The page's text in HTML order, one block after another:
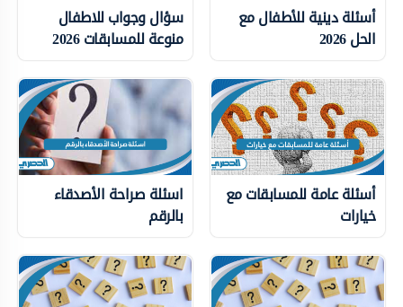
أسئلة دينية للأطفال مع
الحل 2026
سؤال وجواب للاطفال
منوعة للمسابقات 2026
أسئلة عامة للمسابقات مع
خيارات
اسئلة صراحة الأصدقاء
بالرقم